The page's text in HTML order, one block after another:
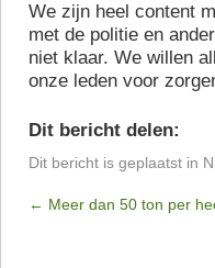
We zijn heel content
met de politie en
niet klaar. We willen
onze leden voor
Dit bericht delen:
Dit bericht is geplaatst in
← Meer dan 50 ton per